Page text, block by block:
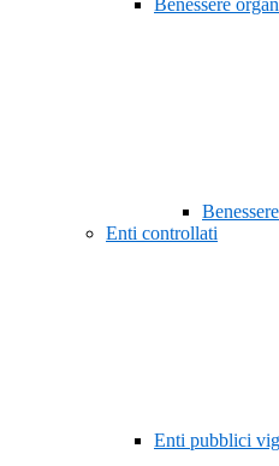
Benessere
Enti controllati
Enti pubblici